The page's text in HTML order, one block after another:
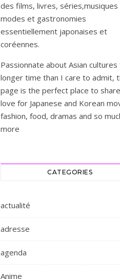
des films, livres, séries,musiques
modes et gastronomies
essentiellement japonaises et
coréennes.
Passionnate about Asian cultures
longer time than I care to admit,
page is the perfect place to
love for Japanese and Korean
fashion, food, dramas and so
more
CATEGORIES
actualité
adresse
agenda
Anime